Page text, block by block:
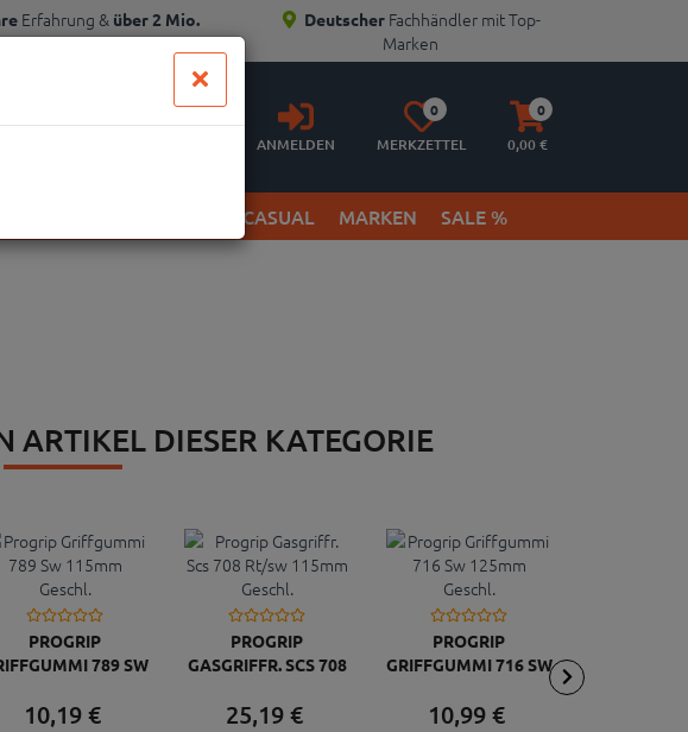
Erfahrung & über 2 Mio.
Kunden
Deutscher Fachhändler mit Top-
Marken
Anmelden
ANMELDEN
Merkzettel
aufklappen
0
MERKZETTEL
Warenkorb
aufklappen
0
0,00 €
STREETWEAR & CASUAL MARKEN SALE %
ARTIKEL DIESER KATEGORIE
PROGRIP
789 SW
10,19 €
PROGRIP
GASGRIFFR. SCS 708
GESCHL.
25,19 €
PROGRIP
GRIFFGUMMI 716 SW
10,99 €